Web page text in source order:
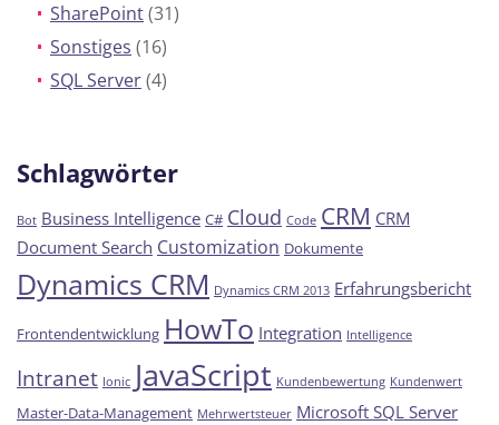
SharePoint(31)
Sonstiges (16)
SQL Server(4)
Schlagwörter
Bot Business Intelligence C# Cloud Code CRM CRM
Document Search Customization Dokumente
Dynamics CRM Dynamics CRM 2013 Erfahrungsbericht
Frontendentwicklung HowTo Integration Intelligence
Intranet Ionic JavaScript Kundenbewertung Kundenwert
Master-Data-Management Mehrwertsteuer Microsoft SQL Server